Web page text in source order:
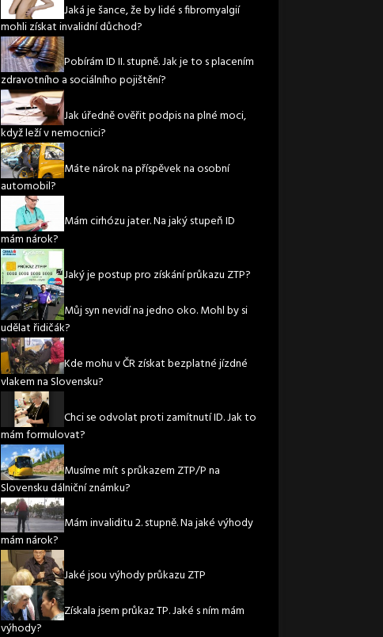
Jaká je šance, že by lidé s fibromyalgií
mohli získat invalidní důchod?
Pobírám ID II. stupně. Jak je to s placením
zdravotního a sociálního pojištění?
Jak úředně ověřit podpis na plné moci,
když leží v nemocnici?
Máte nárok na příspěvek na osobní
automobil?
Mám cirhózu jater. Na jaký stupeň ID
mám nárok?
Jaký je postup pro získání průkazu ZTP?
Můj syn nevidí na jedno oko. Mohl by si
udělat řidičák?
Kde mohu v ČR získat bezplatné jízdné
vlakem na Slovensku?
Chci se odvolat proti zamítnutí ID. Jak to
mám formulovat?
Musíme mít s průkazem ZTP/P na
Slovensku dálniční známku?
Mám invaliditu 2. stupně. Na jaké výhody
mám nárok?
Jaké jsou výhody průkazu ZTP
Získala jsem průkaz TP. Jaké s ním mám
výhody?